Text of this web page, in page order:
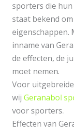
sporters die
staat bekend
eigenschappen.
inname van
de effecten, de
moet nemen.
Voor
wij Geranabol
voor sporters.
Effecten van